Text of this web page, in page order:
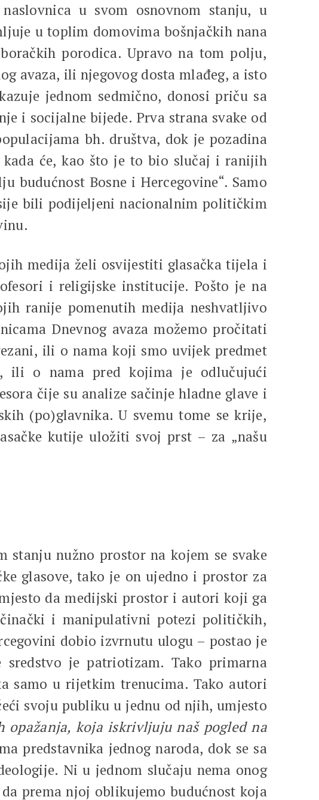
u svom osnovnom stanju, u
u toplim domovima bošnjačkih nana
porodica. Upravo na tom polju,
avaza, ili njegovog dosta mlađeg, a isto
jednom sedmično, donosi priču sa
i socijalne bijede. Prva strana svake od
bh. društva, dok je pozadina
kada će, kao što je to bio slučaj i ranijih
budućnost Bosne i Hercegovine“. Samo
bili podijeljeni nacionalnim političkim
medija želi osvijestiti glasačka tijela i
i religijske institucije. Pošto je na
ranije pomenutih medija neshvatljivo
Dnevnog avaza možemo pročitati
ili o nama koji smo uvijek predmet
ili o nama pred kojima je odlučujući
čije su analize sačinje hladne glave i
(po)glavnika. U svemu tome se krije,
kutije uložiti svoj prst – za „našu
stanju nužno prostor na kojem se svake
glasove, tako je on ujedno i prostor za
da medijski prostor i autori koji ga
i manipulativni potezi političkih,
dobio izvrnutu ulogu – postao je
sredstvo je patriotizam. Tako primarna
samo u rijetkim trenucima. Tako autori
svoju publiku u jednu od njih, umjesto
opažanja, koja iskrivljuju naš pogled na
predstavnika jednog naroda, dok se sa
Ni u jednom slučaju nema onog
prema njoj oblikujemo budućnost koja